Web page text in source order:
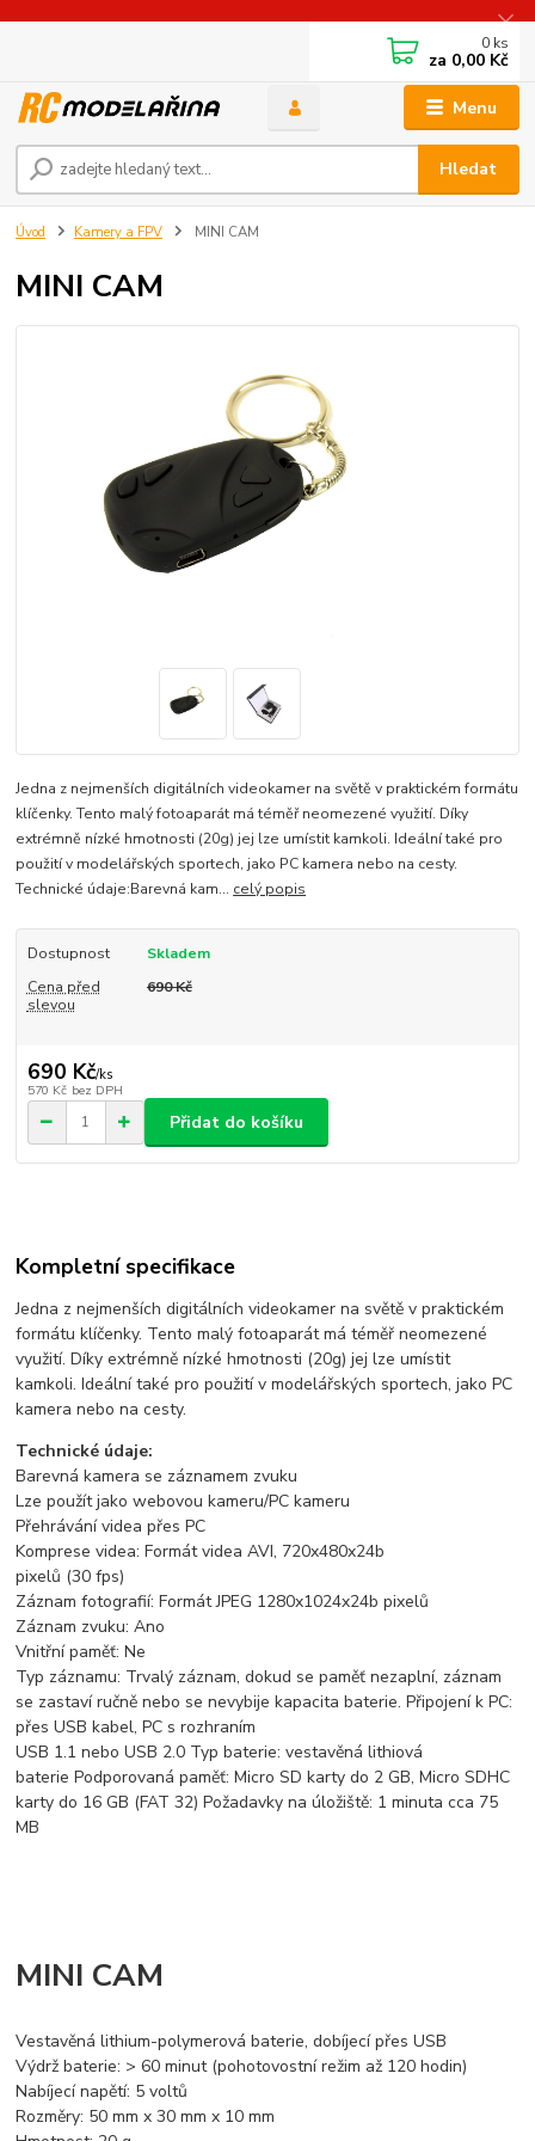
Menu
Hledat
0 ks
za 0,00 Kč
Úvod Kamery a FPV MINI CAM
MINI CAM
Jedna z nejmenších digitálních videokamer na světě v praktickém formátu
klíčenky. Tento malý fotoaparát má téměř neomezené využití. Díky
extrémně nízké hmotnosti (20g) jej lze umístit kamkoli. Ideální také pro
použití v modelářských sportech, jako PC kamera nebo na cesty.
Technické údaje:Barevná kam... celý popis
Dostupnost
Skladem
Cena před
slevou
690 Kč
690 Kč/ks
570 Kč bez DPH
Přidat do košíku
Kompletní specifikace
Jedna z nejmenších digitálních videokamer na světě v praktickém
formátu klíčenky. Tento malý fotoaparát má téměř neomezené
využití. Díky extrémně nízké hmotnosti (20g) jej lze umístit
kamkoli. Ideální také pro použití v modelářských sportech, jako PC
kamera nebo na cesty.
Technické údaje:
Barevná kamera se záznamem zvuku
Lze použít jako webovou kameru/PC kameru
Přehrávání videa přes PC
Komprese videa: Formát videa AVI, 720x480x24b
pixelů (30 fps)
Záznam fotografií: Formát JPEG 1280x1024x24b pixelů
Záznam zvuku: Ano
Vnitřní paměť: Ne
Typ záznamu: Trvalý záznam, dokud se paměť nezaplní, záznam
se zastaví ručně nebo se nevybije kapacita baterie. Připojení k PC:
přes USB kabel, PC s rozhraním
USB 1.1 nebo USB 2.0 Typ baterie: vestavěná lithiová
baterie Podporovaná paměť: Micro SD karty do 2 GB, Micro SDHC
karty do 16 GB (FAT 32) Požadavky na úložiště: 1 minuta cca 75
MB
MINI CAM
Vestavěná lithium-polymerová baterie, dobíjecí přes USB
Výdrž baterie: > 60 minut (pohotovostní režim až 120 hodin)
Nabíjecí napětí: 5 voltů
Rozměry: 50 mm x 30 mm x 10 mm